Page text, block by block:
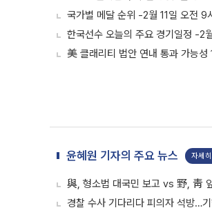
국가별 메달 순위 -2월 11일 오전 9
한국선수 오늘의 주요 경기일정 -2
美 클래리티 법안 연내 통과 가능
윤혜원 기자의 주요 뉴스 자세
與, 형소법 대국민 보고 vs 野, 靑
경찰 수사 기다리다 피의자 석방…